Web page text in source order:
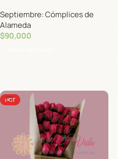
Septiembre: Cómplices de
Alameda
$90,000
HOT